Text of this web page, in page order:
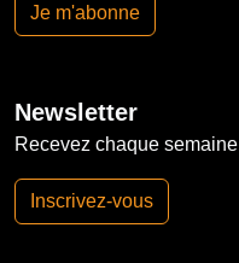
Je m'abonne
Newsletter
Recevez chaque
Inscrivez-vous